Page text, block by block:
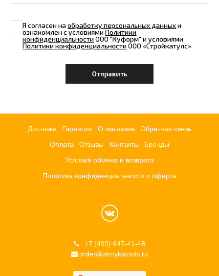
Я согласен наобработку персональных данныхи
ознакомлен с условиямиПолитики
конфиденциальностиООО "Куформ" и условиями
Политики конфиденциальностиООО «Стройкатулс»
Доставка Гарантия О магазине Обратная связь
Оплата Отзывы Контакты Бренды
Условия обмена и возврата
Политика конфиденциальности и оферта
+7 (499) 647-41-48
order@stroykatools.ru